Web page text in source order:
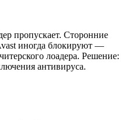
пропускает. Сторонние
иногда блокируют —
лоадера. Решение:
антивируса.